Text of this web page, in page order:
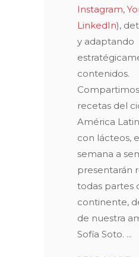
Instagram,
LinkedIn),
y adaptando
contenidos.
recetas del
América
con lácteos,
semana a
presentarán
todas partes
continente,
de nuestra
Sofía Soto.